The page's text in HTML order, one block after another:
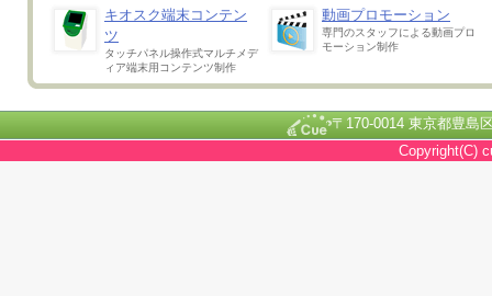
キオスク端末コンテン
ツ
タッチパネル操作式マルチメデ
ィア端末用コンテンツ制作
動画プロモーション
専門のスタッフによる動画プロ
モーション制作
〒170-0014 東京都豊
Copyright(C)